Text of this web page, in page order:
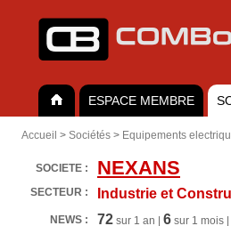
ESPACE MEMBRE
Accueil > Sociétés > Equipements
SOCIETE : NEXANS
SECTEUR : Industrie et
NEWS : 72 sur 1 an | 6 sur 1 mois |